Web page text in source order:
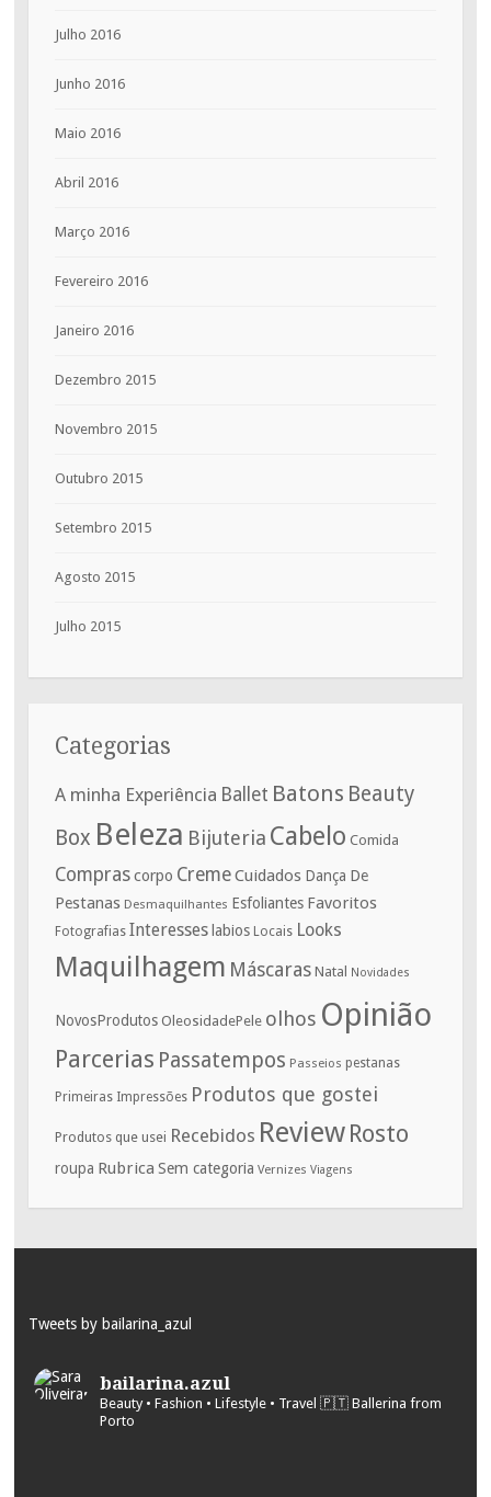
Julho 2016
Junho 2016
Maio 2016
Abril 2016
Março 2016
Fevereiro 2016
Janeiro 2016
Dezembro 2015
Novembro 2015
Outubro 2015
Setembro 2015
Agosto 2015
Julho 2015
Categorias
A minha Experiência Ballet Batons Beauty
Box Beleza Bijuteria Cabelo Comida
Comprascorpo CremeCuidados Dança De
Pestanas Desmaquilhantes Esfoliantes Favoritos
Fotografias Interesses labios Locais Looks
Maquilhagem Máscaras Natal Novidades
NovosProdutos OleosidadePele olhos Opinião
Parcerias Passatempos Passeios pestanas
Primeiras Impressões Produtos que gostei
Produtos que usei Recebidos Review Rosto
roupa Rubrica Sem categoria Vernizes Viagens
Tweets by bailarina_azul
bailarina.azul
Beauty • Fashion • Lifestyle • Travel 🇵🇹 Ballerina from
Porto